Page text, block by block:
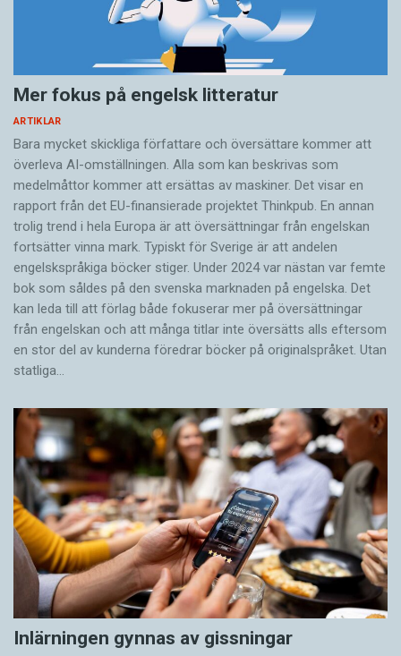
Mer fokus på engelsk litteratur
ARTIKLAR
Bara mycket skickliga författare och översättare ­kommer att
överleva AI-omställningen. Alla som kan beskrivas som
medelmåttor kommer att ersättas av maskiner. Det visar en
rapport från det EU-finansierade projektet Thinkpub. En annan
trolig trend i hela Europa är att översättningar från engelskan
fortsätter vinna mark. Typiskt för Sverige är att andelen
engelskspråkiga böcker stiger. Under 2024 var nästan var femte
bok som såldes på den svenska marknaden på engelska. Det
kan leda till att förlag både fokuserar mer på översättningar
från engelskan och att många titlar inte översätts alls eftersom
en stor del av kunderna föredrar böcker på originalspråket. Utan
statliga…
Inlärningen gynnas av gissningar